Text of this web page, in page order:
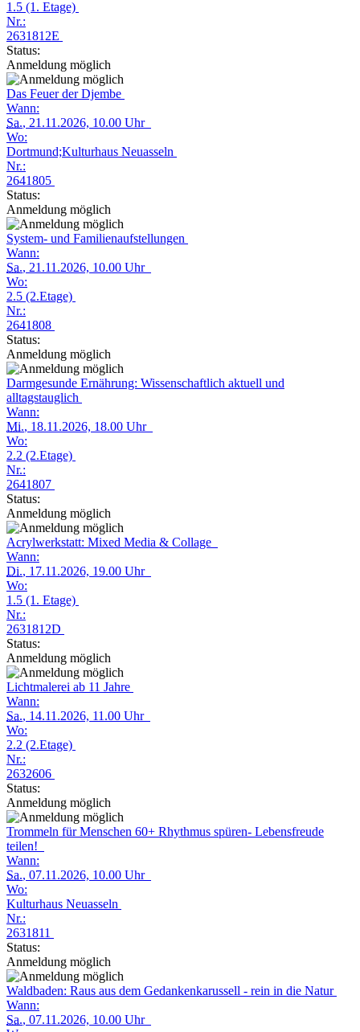
1.5 (1. Etage)
Nr.:
2631812E
Status:
Anmeldung möglich
Das Feuer der Djembe
Wann:
Sa., 21.11.2026, 10.00 Uhr
Wo:
Dortmund;Kulturhaus Neuasseln
Nr.:
2641805
Status:
Anmeldung möglich
System- und Familienaufstellungen
Wann:
Sa., 21.11.2026, 10.00 Uhr
Wo:
2.5 (2.Etage)
Nr.:
2641808
Status:
Anmeldung möglich
Darmgesunde Ernährung: Wissenschaftlich aktuell und
alltagstauglich
Wann:
Mi., 18.11.2026, 18.00 Uhr
Wo:
2.2 (2.Etage)
Nr.:
2641807
Status:
Anmeldung möglich
Acrylwerkstatt: Mixed Media & Collage
Wann:
Di., 17.11.2026, 19.00 Uhr
Wo:
1.5 (1. Etage)
Nr.:
2631812D
Status:
Anmeldung möglich
Lichtmalerei ab 11 Jahre
Wann:
Sa., 14.11.2026, 11.00 Uhr
Wo:
2.2 (2.Etage)
Nr.:
2632606
Status:
Anmeldung möglich
Trommeln für Menschen 60+ Rhythmus spüren- Lebensfreude
teilen!
Wann:
Sa., 07.11.2026, 10.00 Uhr
Wo:
Kulturhaus Neuasseln
Nr.:
2631811
Status:
Anmeldung möglich
Waldbaden: Raus aus dem Gedankenkarussell - rein in die Natur
Wann:
Sa., 07.11.2026, 10.00 Uhr